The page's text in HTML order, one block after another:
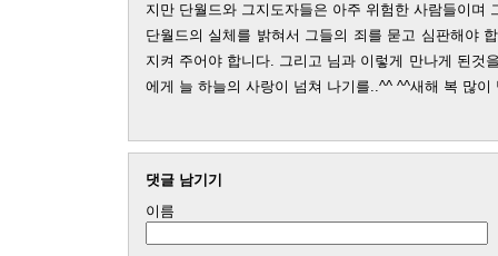
지만 단월드와 그지도자들은 아주 위험한 사람들이며
단월드의 실체를 밝혀서 그들의 죄를 묻고 심판해야
지켜 주어야 합니다. 그리고 님과 이렇게 만나게 된것
에게 늘 하늘의 사랑이 넘쳐 나기를..^^ ^^새해 복 많이
댓글 남기기
이름